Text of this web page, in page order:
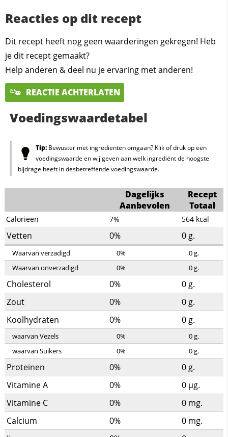
Reacties op dit recept
Dit recept heeft nog geen waarderingen gekregen! Heb
je dit recept gemaakt?
Help anderen & deel nu je ervaring met anderen!
REACTIE ACHTERLATEN
Voedingswaardetabel
Tip:Bewuster met ingrediënten omgaan? Klik of druk op een
voedingswaarde en wij geven aan welk ingrediënt de hoogste
bijdrage heeft in desbetreffende voedingswaarde.
Dagelijks
Aanbevolen
Recept
Totaal
Calorieën 7% 564 kcal
Vetten 0% 0g.
Waarvan verzadigd 0% 0g.
Waarvan onverzadigd
0% 0g.
Cholesterol 0% 0g.
Zout
0% 0g.
Koolhydraten
0% 0g.
waarvan Vezels 0% 0g.
waarvan Suikers
0% 0g.
Proteinen 0% 0g.
Vitamine A
0% 0 µg.
Vitamine C
0% 0 mg.
Calcium
0% 0 mg.